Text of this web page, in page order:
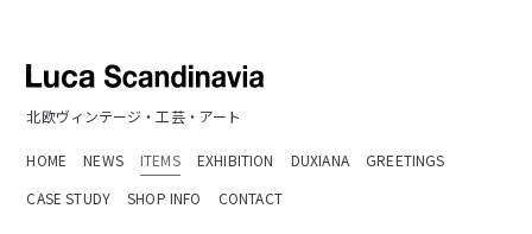
北欧ヴィンテージ・工芸・アート
HOME NEWS ITEMS EXHIBITION DUXIANA
GREETINGS
CASE STUDY
SHOP INFO CONTACT